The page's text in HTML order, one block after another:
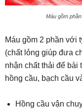
Máu gồm
Máu gồm 2 phần với
(chất lỏng giúp đưa
nhận chất thải để bài
hồng cầu, bạch cầu
Hồng cầu vận